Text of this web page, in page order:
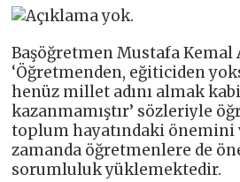
Başöğretmen Mustafa Kemal
‘Öğretmenden, eğiticiden
henüz millet adını almak
kazanmamıştır’ sözleriyle
toplum hayatındaki önemini
zamanda öğretmenlere de
sorumluluk yüklemektedir.